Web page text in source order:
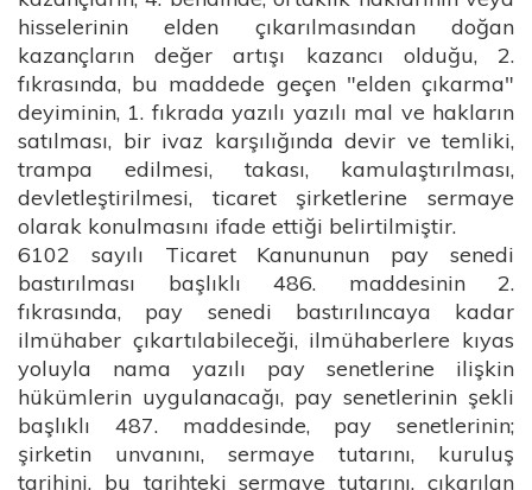
hisselerinin elden çıkarılmasından doğan
kazançların değer artışı kazancı olduğu, 2.
fıkrasında, bu maddede geçen "elden çıkarma"
deyiminin, 1. fıkrada yazılı yazılı mal ve hakların
satılması, bir ivaz karşılığında devir ve temliki,
trampa edilmesi, takası, kamulaştırılması,
devletleştirilmesi, ticaret şirketlerine sermaye
olarak konulmasını ifade ettiği belirtilmiştir.
6102 sayılı Ticaret Kanununun pay senedi
bastırılması başlıklı 486. maddesinin 2.
fıkrasında, pay senedi bastırılıncaya kadar
ilmühaber çıkartılabileceği, ilmühaberlere kıyas
yoluyla nama yazılı pay senetlerine ilişkin
hükümlerin uygulanacağı, pay senetlerinin şekli
başlıklı 487. maddesinde, pay senetlerinin;
şirketin unvanını, sermaye tutarını, kuruluş
tarihini, bu tarihteki sermaye tutarını, çıkarılan